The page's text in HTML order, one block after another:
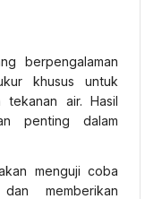
berpengalaman
khusus untuk
tekanan air. Hasil
penting dalam
menguji coba
memberikan